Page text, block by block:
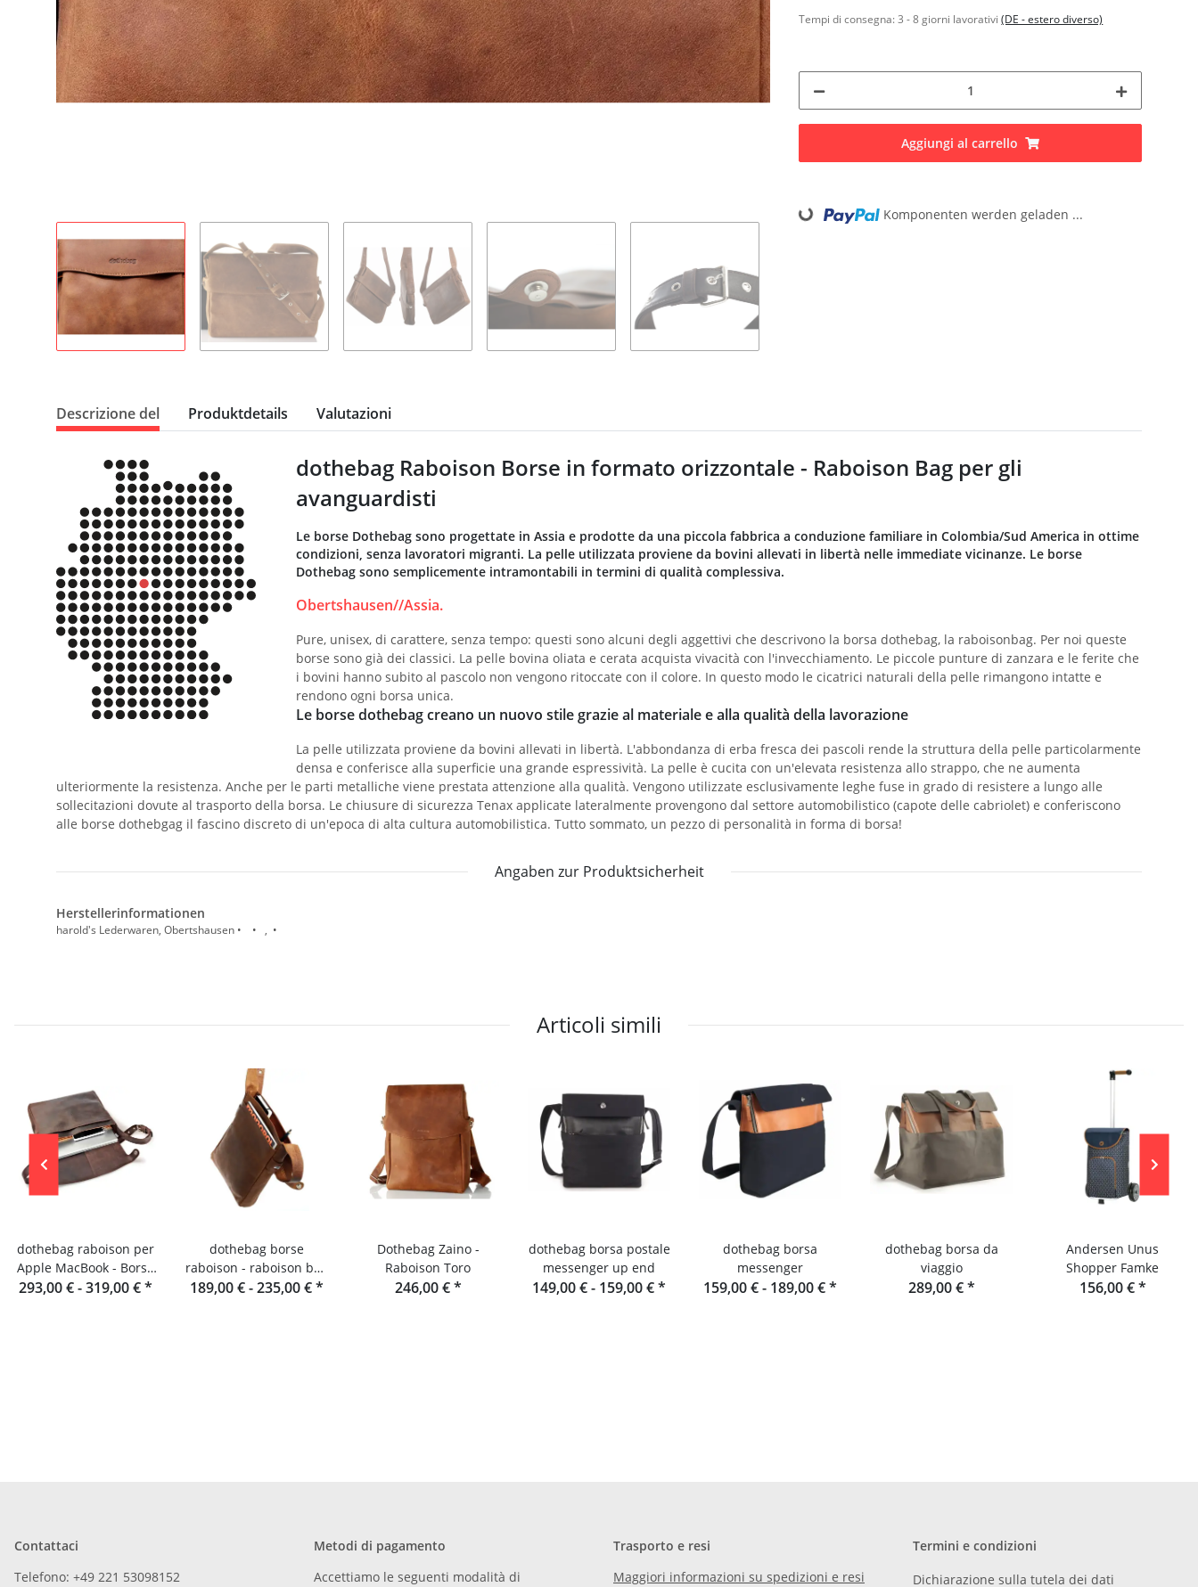
Tempi di consegna:3 - 8 giorni lavorativi(DE - estero diverso)
Aggiungi al carrello
Loading... Komponenten werden geladen ...
Descrizione del Produktdetails Valutazioni
dothebag Raboison Borse in formato orizzontale - Raboison Bag per gli
avanguardisti
Le borse Dothebag sono progettate in Assia e prodotte da una piccola fabbrica a conduzione familiare in Colombia/Sud America in ottime
condizioni, senza lavoratori migranti. La pelle utilizzata proviene da bovini allevati in libertà nelle immediate vicinanze. Le borse
Dothebag sono semplicemente intramontabili in termini di qualità complessiva.
Obertshausen//Assia.
Pure, unisex, di carattere, senza tempo: questi sono alcuni degli aggettivi che descrivono la borsa dothebag, la raboisonbag. Per noi queste
borse sono già dei classici. La pelle bovina oliata e cerata acquista vivacità con l'invecchiamento. Le piccole punture di zanzara e le ferite che
i bovini hanno subito al pascolo non vengono ritoccate con il colore. In questo modo le cicatrici naturali della pelle rimangono intatte e
rendono ogni borsa unica.
Le borse dothebag creano un nuovo stile grazie al materiale e alla qualità della lavorazione
La pelle utilizzata proviene da bovini allevati in libertà. L'abbondanza di erba fresca dei pascoli rende la struttura della pelle particolarmente
densa e conferisce alla superficie una grande espressività. La pelle è cucita con un'elevata resistenza allo strappo, che ne aumenta
ulteriormente la resistenza. Anche per le parti metalliche viene prestata attenzione alla qualità. Vengono utilizzate esclusivamente leghe fuse in grado di resistere a lungo alle
sollecitazioni dovute al trasporto della borsa. Le chiusure di sicurezza Tenax applicate lateralmente provengono dal settore automobilistico (capote delle cabriolet) e conferiscono
alle borse dothebgag il fascino discreto di un'epoca di alta cultura automobilistica. Tutto sommato, un pezzo di personalità in forma di borsa!
Angaben zur Produktsicherheit
Herstellerinformationen
harold's Lederwaren, Obertshausen • • , •
Articoli simili
dothebag raboison per
Apple MacBook - Borsa
per notebook in pelle
293,00 € -319,00 €*
dothebag borse
raboison - raboison bag
upend Formato
189,00 € -235,00 €*
Dothebag Zaino -
Raboison Toro
246,00 €*
dothebag borsa postale
messenger up end
149,00 € - 159,00 €*
dothebag borsa
messenger
159,00 € - 189,00 €*
dothebag borsa da
viaggio
289,00 €*
Andersen Unus
Shopper Famke
156,00 €*
Contattaci
Telefono: +49 221 53098152
Metodi di pagamento
Accettiamo le seguenti modalità di
Trasporto e resi
Maggiori informazioni su spedizioni e resi
Termini e condizioni
Dichiarazione sulla tutela dei dati